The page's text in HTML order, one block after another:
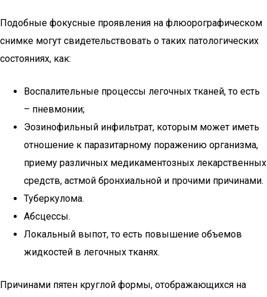
Подобные фокусные проявления на флюорографическом
снимке могут свидетельствовать о таких патологических
состояниях, как:
Воспалительные процессы легочных тканей, то есть
– пневмонии;
Эозинофильный инфильтрат, которым может иметь
отношение к паразитарному поражению организма,
приему различных медикаментозных лекарственных
средств, астмой бронхиальной и прочими причинами.
Туберкулома.
Абсцессы.
Локальный выпот, то есть повышение объемов
жидкостей в легочных тканях.
Причинами пятен круглой формы, отображающихся на